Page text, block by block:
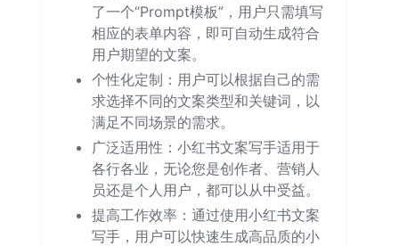
了一个“Prompt模板”，用户只需填写
相应的表单内容，即可自动生成符合
用户期望的文案。
个性化定制：用户可以根据自己的需
求选择不同的文案类型和关键词，以
满足不同场景的需求。
广泛适用性：小红书文案写手适用于
各行各业，无论您是创作者、营销人
员还是个人用户，都可以从中受益。
提高工作效率：通过使用小红书文案
写手，用户可以快速生成高品质的小